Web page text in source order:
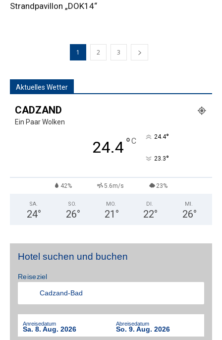
Strandpavillon „DOK14“
1 2 3
Aktuelles Wetter
CADZAND
Ein Paar Wolken
24.4°C 24.4°
23.3°
42% 5.6m/s 23%
SA.
24°
SO.
26°
MO.
21 °
DI.
22°
MI.
26°
Hotel suchen und buchen
Reiseziel
Anreisedatum
Sa. 8. Aug. 2026
Abreisedatum
So. 9. Aug. 2026